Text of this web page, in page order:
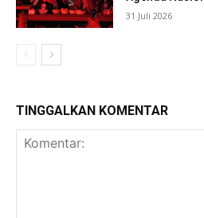
31 Juli 2026
TINGGALKAN KOMENTAR